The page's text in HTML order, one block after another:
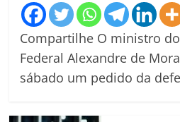
Compartilhe O ministro
Federal Alexandre de
sábado um pedido da